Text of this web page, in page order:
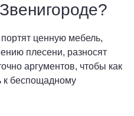
ценную мебель,
плесени, разносят
аргументов, чтобы как
к беспощадному